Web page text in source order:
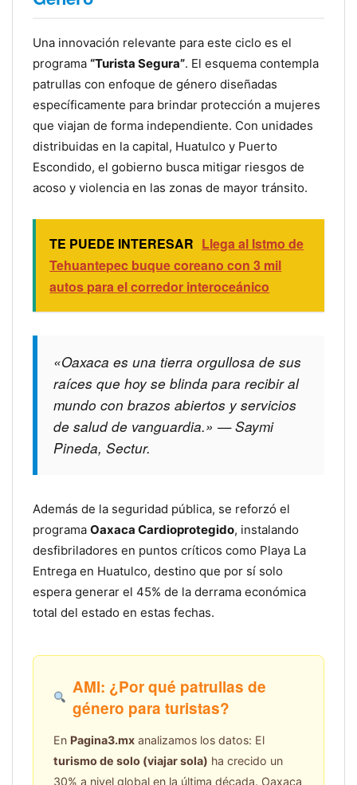
Una innovación relevante para este ciclo es el
programa “Turista Segura”. El esquema contempla
patrullas con enfoque de género diseñadas
específicamente para brindar protección a mujeres
que viajan de forma independiente. Con unidades
distribuidas en la capital, Huatulco y Puerto
Escondido, el gobierno busca mitigar riesgos de
acoso y violencia en las zonas de mayor tránsito.
TE PUEDE INTERESAR Llega al Istmo de
Tehuantepec buque coreano con 3 mil
autos para el corredor interoceánico
«Oaxaca es una tierra orgullosa de sus
raíces que hoy se blinda para recibir al
mundo con brazos abiertos y servicios
de salud de vanguardia.» — Saymi
Pineda, Sectur.
Además de la seguridad pública, se reforzó el
programa Oaxaca Cardioprotegido, instalando
desfibriladores en puntos críticos como Playa La
Entrega en Huatulco, destino que por sí solo
espera generar el 45% de la derrama económica
total del estado en estas fechas.
AMI: ¿Por qué patrullas de
género para turistas?
En Pagina3.mx analizamos los datos: El
turismo de solo (viajar sola) ha crecido un
30% a nivel global en la última década. Oaxaca